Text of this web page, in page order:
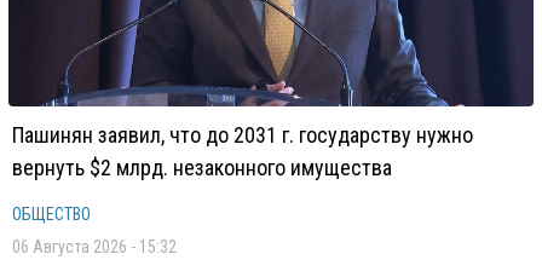
Пашинян заявил, что до 2031 г. государству нужно
вернуть $2 млрд. незаконного имущества
ОБЩЕСТВО
06 Августа 2026 - 15:32